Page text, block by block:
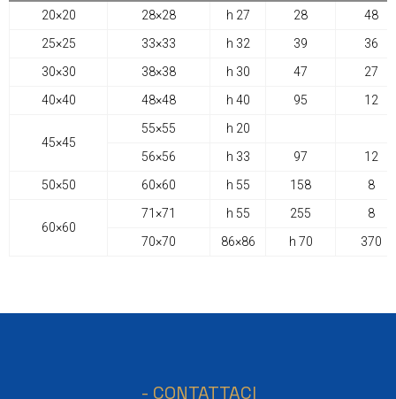
20×20 28×28 h 27 28
48
25×25
33×33 h 32 39
36
30×30
38×38 h 30 47
27
40×40
48×48 h 40 95 12
45×45
55×55
h 20
56×56
h 33 97
12
50×50
60×60 h 55 158 8
60×60
71×71 h 55 255
8
70×70
86×86 h 70 370
- CONTATTACI